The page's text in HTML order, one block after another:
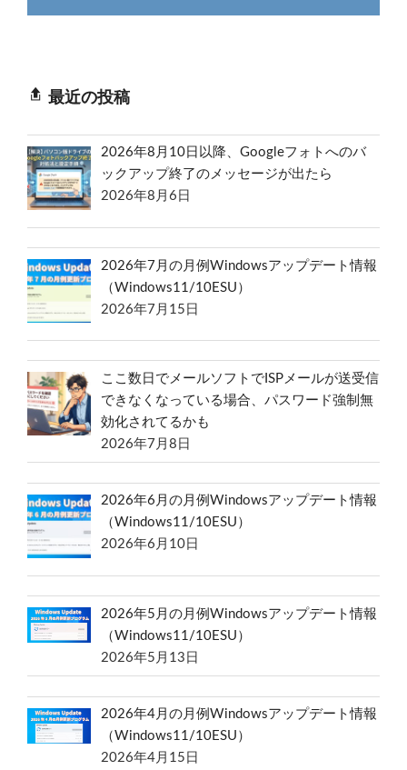
最近の投稿
2026年8月10日以降、Googleフォトへのバ
ックアップ終了のメッセージが出たら
2026年8月6日
2026年7月の月例Windowsアップデート情報
（Windows11/10ESU）
2026年7月15日
ここ数日でメールソフトでISPメールが送受信
できなくなっている場合、パスワード強制無
効化されてるかも
2026年7月8日
2026年6月の月例Windowsアップデート情報
（Windows11/10ESU）
2026年6月10日
2026年5月の月例Windowsアップデート情報
（Windows11/10ESU）
2026年5月13日
2026年4月の月例Windowsアップデート情報
（Windows11/10ESU）
2026年4月15日